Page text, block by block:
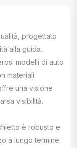
progettato
alla guida.
modelli di auto
materiali
una visione
visibilità.
è robusto e
a lungo termine.